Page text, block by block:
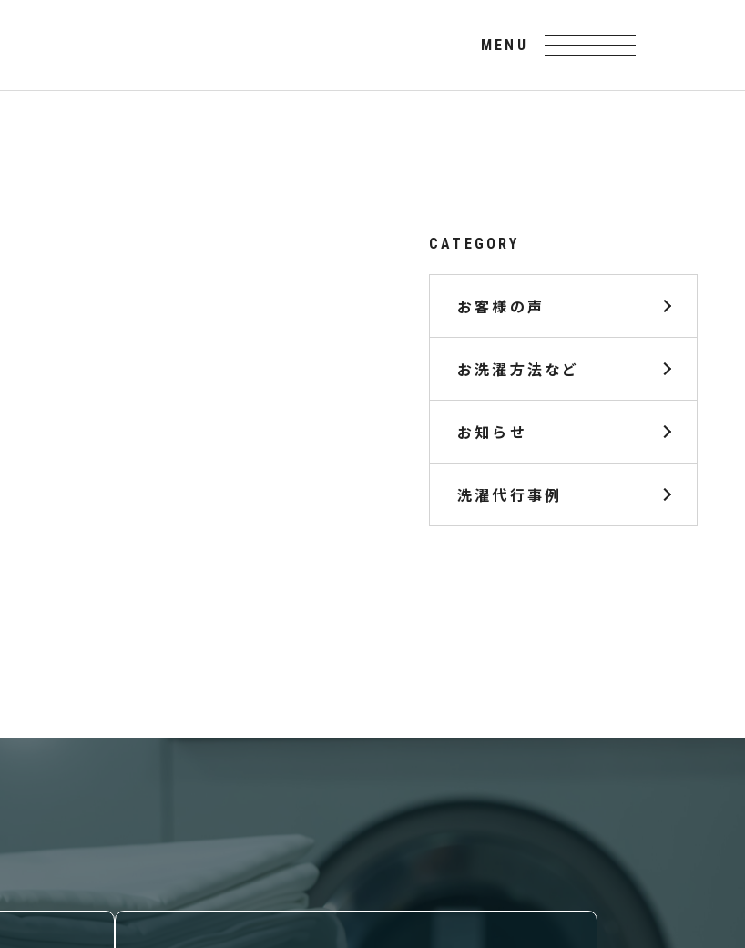
CATEGORY
お客様の声
お洗濯方法など
お知らせ
洗濯代行事例